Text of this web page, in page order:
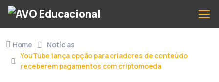
Home
Notícias
YouTube lança opção para criadores de conteúdo
receberem pagamentos com criptomoeda